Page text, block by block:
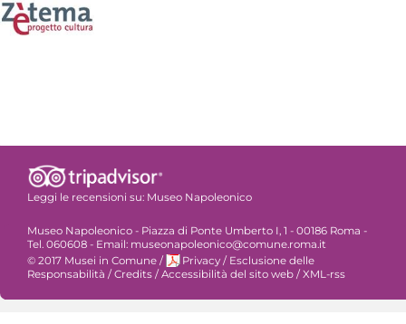
Leggi le recensioni su: Museo Napoleonico
Museo Napoleonico - Piazza di Ponte Umberto I, 1 - 00186 Roma -
Tel. 060608 - Email: museonapoleonico@comune.roma.it
© 2017 Musei in Comune / Privacy / Esclusione delle
Responsabilità / Credits / Accessibilità del sito web / XML-rss